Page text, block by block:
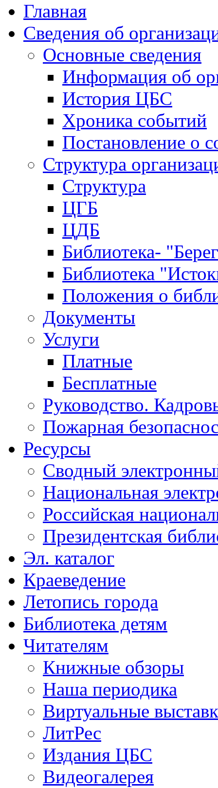
Главная
Сведения об
Основные сведения
Информация об
История ЦБС
Хроника событий
Постановление о
Структура
Структура
ЦГБ
ЦДБ
Библиотека-
Библиотека
Положения о
Документы
Услуги
Платные
Бесплатные
Руководство.
Пожарная
Ресурсы
Сводный
Национальная
Российская
Президентская
Эл. каталог
Краеведение
Летопись города
Библиотека детям
Читателям
Книжные обзоры
Наша периодика
Виртуальные
ЛитРес
Издания ЦБС
Видеогалерея